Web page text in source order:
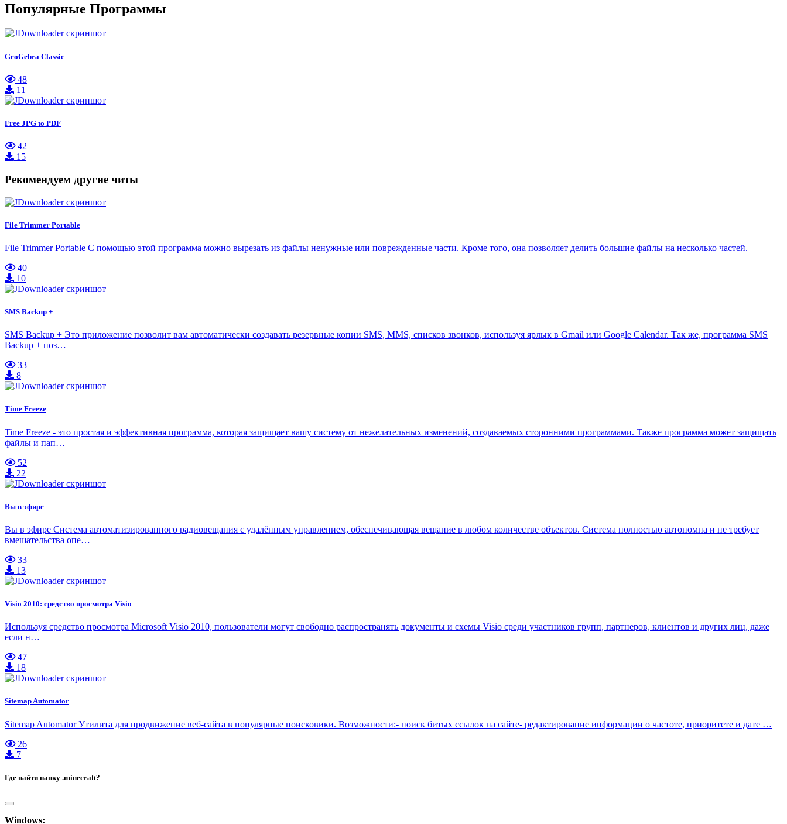
Популярные Программы
GeoGebra Classic
48
11
Free JPG to PDF
42
15
Рекомендуем другие читы
File Trimmer Portable
File Trimmer Portable С помощью этой программа можно вырезать из файлы ненужные или поврежденные части. Кроме того, она позволяет делить большие файлы на несколько частей.
40
10
SMS Backup +
SMS Backup + Это приложение позволит вам автоматически создавать резервные копии SMS, MMS, списков звонков, используя ярлык в Gmail или Google Calendar. Так же, программа SMS
Backup + поз…
33
8
Time Freeze
Time Freeze - это простая и эффективная программа, которая защищает вашу систему от нежелательных изменений, создаваемых сторонними программами. Также программа может защищать
файлы и пап…
52
22
Вы в эфире
Вы в эфире Система автоматизированного радиовещания с удалённым управлением, обеспечивающая вещание в любом количестве объектов. Система полностью автономна и не требует
вмешательства опе…
33
13
Visio 2010: средство просмотра Visio
Используя средство просмотра Microsoft Visio 2010, пользователи могут свободно распространять документы и схемы Visio среди участников групп, партнеров, клиентов и других лиц, даже
если н…
47
18
Sitemap Automator
Sitemap Automator Утилита для продвижение веб-сайта в популярные поисковики. Возможности:- поиск битых ссылок на сайте- редактирование информации о частоте, приоритете и дате …
26
7
Где найти папку .minecraft?
Windows: